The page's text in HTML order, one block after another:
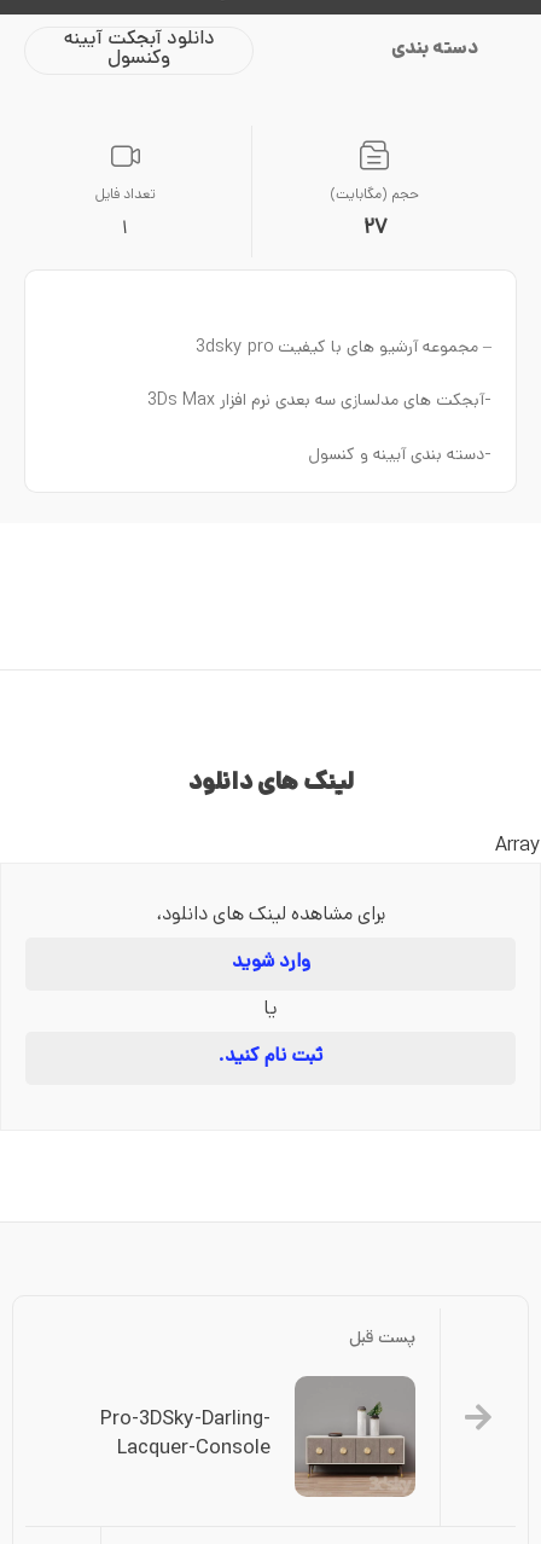
دسته بندی دانلود آبجکت آیینه
وکنسول
حجم (مگابایت)
27
تعداد فایل
1
– مجموعه آرشیو های با کیفیت 3dsky pro
-آبجکت های مدلسازی سه بعدی نرم افزار 3Ds Max
-دسته بندی آیینه و کنسول
لینک های دانلود
Array
برای مشاهده لینک های دانلود،
وارد شوید
یا
ثبت نام کنید.
پست قبل
Pro-3DSky-Darling-
Lacquer-Console